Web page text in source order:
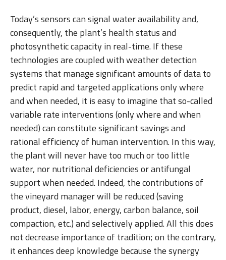
Today’s sensors can signal water availability and,
consequently, the plant’s health status and
photosynthetic capacity in real-time. If these
technologies are coupled with weather detection
systems that manage significant amounts of data to
predict rapid and targeted applications only where
and when needed, it is easy to imagine that so-called
variable rate interventions (only where and when
needed) can constitute significant savings and
rational efficiency of human intervention. In this way,
the plant will never have too much or too little
water, nor nutritional deficiencies or antifungal
support when needed. Indeed, the contributions of
the vineyard manager will be reduced (saving
product, diesel, labor, energy, carbon balance, soil
compaction, etc.) and selectively applied. All this does
not decrease importance of tradition; on the contrary,
it enhances deep knowledge because the synergy